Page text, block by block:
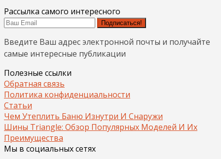
Рассылка самого интересного
Подписаться!
Введите Ваш адрес электронной почты и получайте
самые интересные публикации
Полезные ссылки
Обратная связь
Политика конфиденциальности
Статьи
Чем Утеплить Баню Изнутри И Снаружи
Шины Triangle: Обзор Популярных Моделей И Их
Преимущества
Мы в социальных сетях